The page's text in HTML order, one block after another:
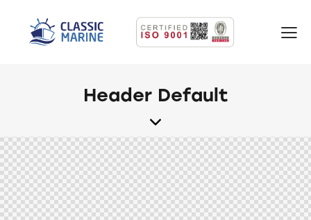
Header Default